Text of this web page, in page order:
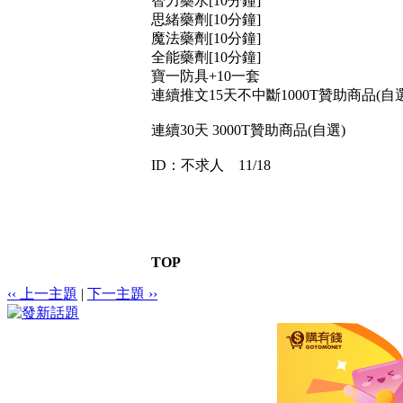
思緒藥劑[10分鐘]
魔法藥劑[10分鐘]
全能藥劑[10分鐘]
寶一防具+10一套
連續推文15天不中斷1000T贊助商品(自
連續30天 3000T贊助商品(自選)
ID：不求人 11/18
TOP
‹‹ 上一主題 | 下一主題 ››